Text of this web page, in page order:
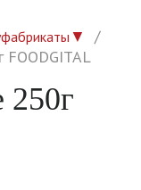
▼
FOODGITAL
250г